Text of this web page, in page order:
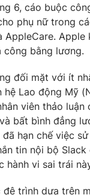
Truyền hình Việt
báo VTV
in và báo điện tử
Thủy
Thị Mỹ Hạnh,
355 931 - 024.38 355
6, cáo buộc
phụ nữ trong
AppleCare. Apple
công bằng lương.
đối mặt với ít
hệ Lao động Mỹ
viên thảo luận
bất bình đẳng
hạn chế việc
tin nội bộ Slack
hành vi sai trái
trình dựa trên